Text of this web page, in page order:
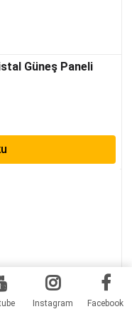
Güneş Paneli
Instagram Facebook